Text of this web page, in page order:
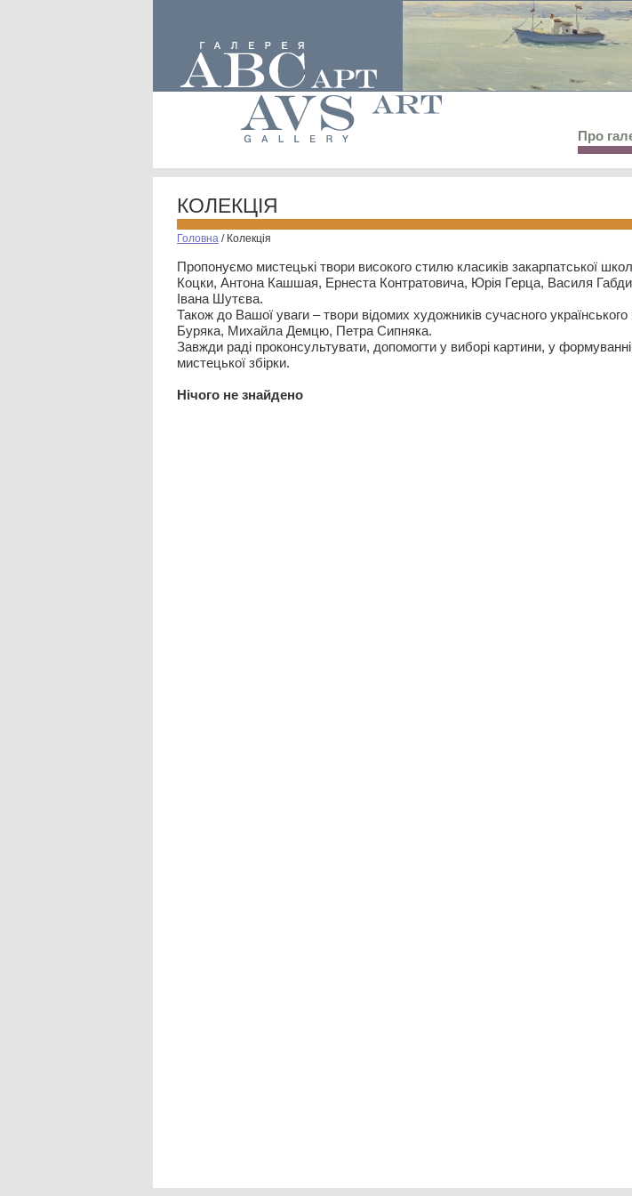
Про
КОЛЕКЦІЯ
Головна / Колекція
Пропонуємо мистецькі твори високого стилю класиків закарпатської
Коцки, Антона Кашшая, Ернеста Контратовича, Юрія Герца, Василя
Івана Шутєва.
Також до Вашої уваги – твори відомих художників сучасного
Буряка, Михайла Демцю, Петра Сипняка.
Завжди раді проконсультувати, допомогти у виборі картини, у формуванні
мистецької збірки.
Нiчого не знайдено